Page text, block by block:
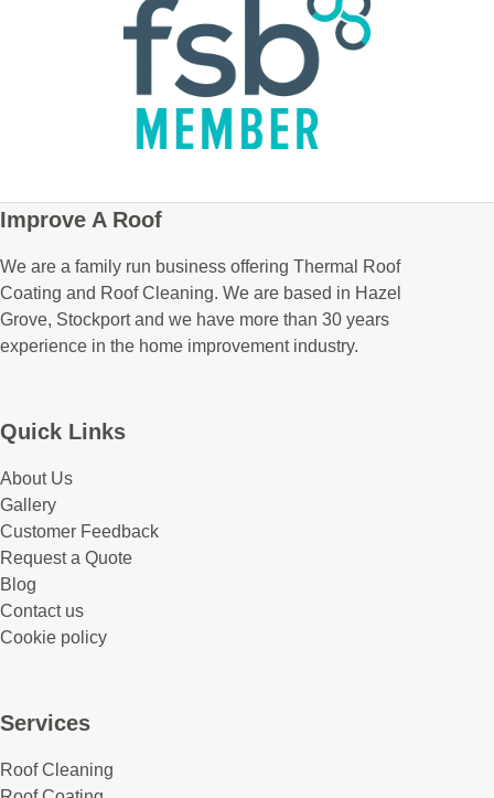
Improve A Roof
We are a family run business offering Thermal Roof
Coating and Roof Cleaning. We are based in Hazel
Grove, Stockport and we have more than 30 years
experience in the home improvement industry.
Quick Links
About Us
Gallery
Customer Feedback
Request a Quote
Blog
Contact us
Cookie policy
Services
Roof Cleaning